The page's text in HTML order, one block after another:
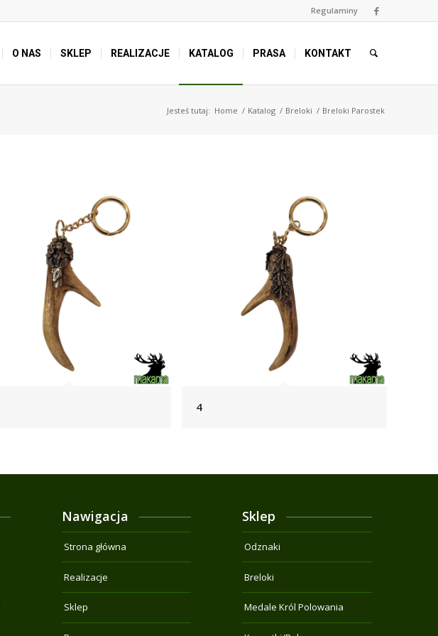
Regulaminy
O NAS SKLEP REALIZACJE KATALOG PRASA KONTAKT
Jesteś tutaj: Home / Katalog / Breloki / Breloki Parostek
4
Nawigacja
Strona główna
Realizacje
Sklep
Sklep
Odznaki
Breloki
Medale Król Polowania